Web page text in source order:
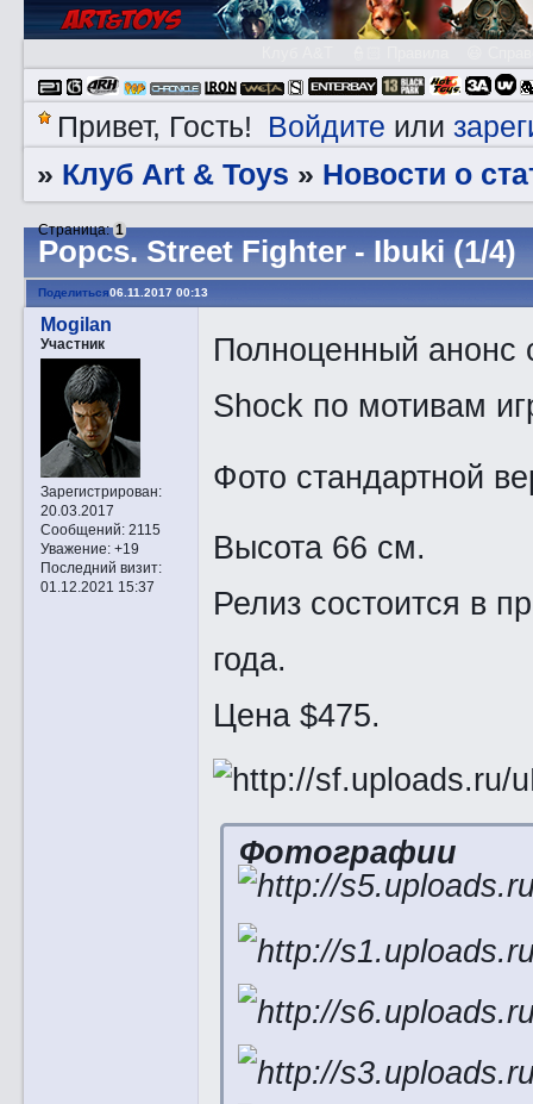
Привет, Гость! Войдите или
» Клуб Art & Toys » Новости о
Pоpcs. Street Fighter - Ibuki (1/4)
Страница:1
Поделиться06.11.2017 00:13
Mogilan
Участник
Зарегистрирован:
20.03.2017
Сообщений:2115
Уважение: +19
Последний визит:
01.12.2021 15:37
Полноценный анонс
Shock по мотивам
Фото стандартной
Высота 66 см.
Релиз состоится в
года.
Цена $475.
Фотографии